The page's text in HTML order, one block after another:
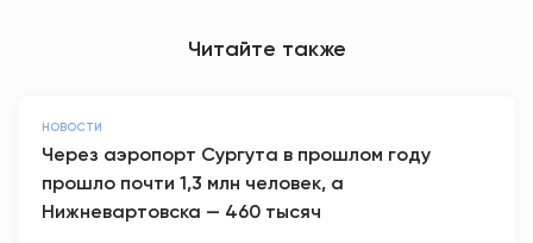
Читайте также
НОВОСТИ
Через аэропорт Сургута в прошлом году
прошло почти 1,3 млн человек, а
Нижневартовска — 460 тысяч